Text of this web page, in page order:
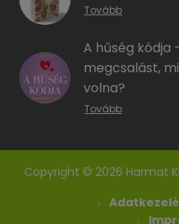
Tovább
A hűség kódja
megcsalást,
volna?
Tovább
Copyright © 2026 Harmat